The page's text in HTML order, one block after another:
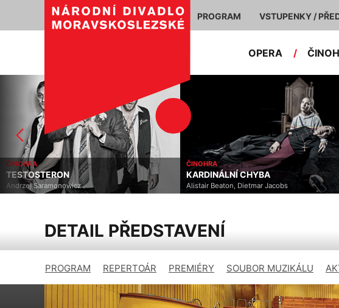
PROGRAM VSTUPENKY /
OPERA /
ČINOHRA
TESTOSTERON
Andrzej Saramonowicz
ČINOHRA
KARDINÁLNÍ CHYBA
Alistair Beaton, Dietmar Jacobs
DETAIL PŘEDSTAVENÍ
PROGRAM REPERTOÁR PREMIÉRY SOUBOR MUZIKÁLU